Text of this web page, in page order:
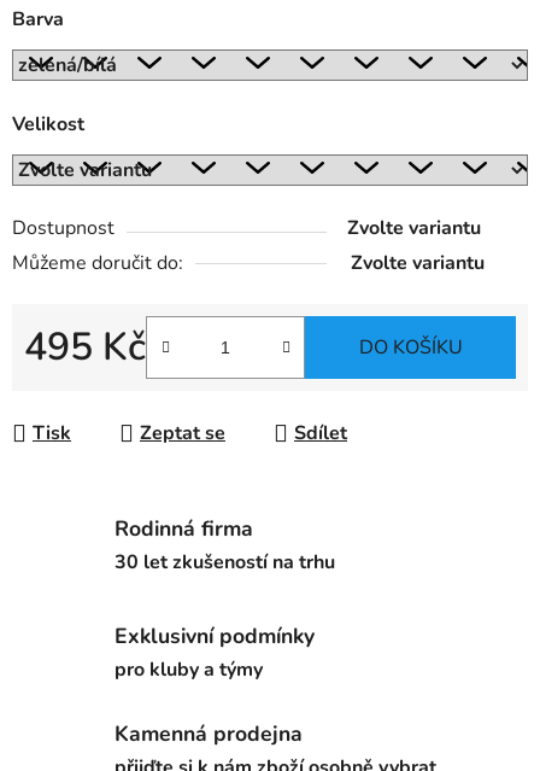
Barva
Velikost
Dostupnost
Zvolte variantu
Můžeme doručit do:
Zvolte variantu
495 Kč DO KOŠÍKU
Tisk Zeptat se Sdílet
Rodinná firma
30 let zkušeností na trhu
Exklusivní podmínky
pro kluby a týmy
Kamenná prodejna